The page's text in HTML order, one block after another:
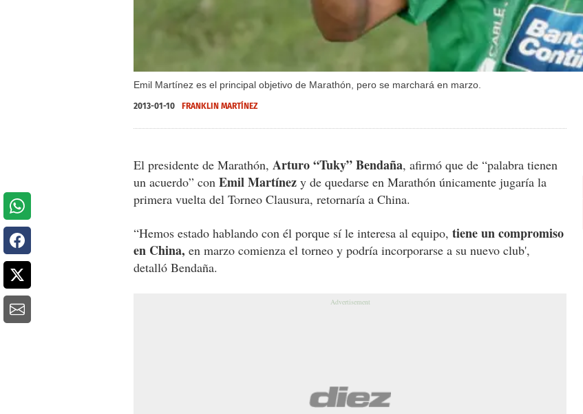
Emil Martínez es el principal objetivo de Marathón, pero se marchará en marzo.
2013-01-10 FRANKLIN MARTÍNEZ
El presidente de Marathón, Arturo “Tuky” Bendaña, afirmó que de “palabra tienen
un acuerdo” con Emil Martínez y de quedarse en Marathón únicamente jugaría la
primera vuelta del Torneo Clausura, retornaría a China.
“Hemos estado hablando con él porque sí le interesa al equipo, tiene un compromiso
en China, en marzo comienza el torneo y podría incorporarse a su nuevo club',
detalló Bendaña.